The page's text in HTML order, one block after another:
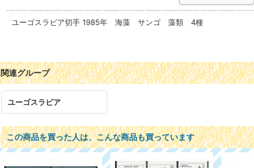
ユーゴスラビア切手 1985年 海藻 サンゴ 藻類 4種
関連グループ
ユーゴスラビア
この商品を買った人は、こんな商品も買っています